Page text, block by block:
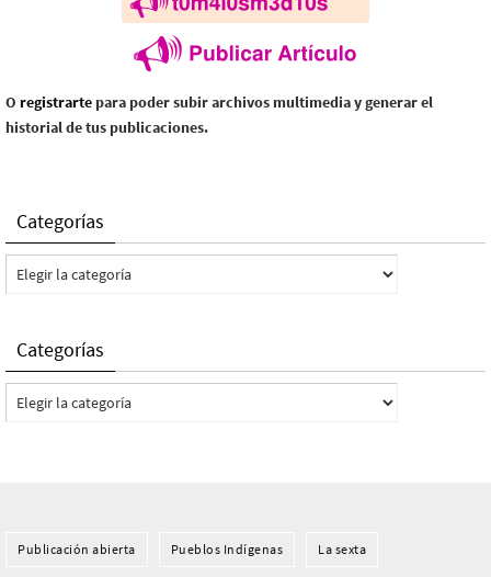
O registrarte para poder subir archivos multimedia y generar el
historial de tus publicaciones.
Categorías
Categorías
Categorías
Categorías
Publicación abierta Pueblos Indí­genas La sexta